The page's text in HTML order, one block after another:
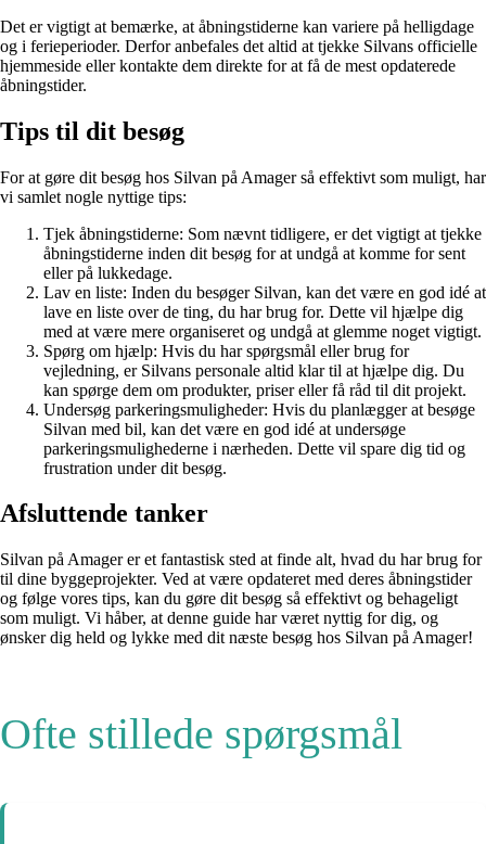
Det er vigtigt at bemærke, at åbningstiderne kan variere på helligdage
og i ferieperioder. Derfor anbefales det altid at tjekke Silvans officielle
hjemmeside eller kontakte dem direkte for at få de mest opdaterede
åbningstider.
Tips til dit besøg
For at gøre dit besøg hos Silvan på Amager så effektivt som muligt, har
vi samlet nogle nyttige tips:
Tjek åbningstiderne: Som nævnt tidligere, er det vigtigt at tjekke
åbningstiderne inden dit besøg for at undgå at komme for sent
eller på lukkedage.
Lav en liste: Inden du besøger Silvan, kan det være en god idé at
lave en liste over de ting, du har brug for. Dette vil hjælpe dig
med at være mere organiseret og undgå at glemme noget vigtigt.
Spørg om hjælp: Hvis du har spørgsmål eller brug for
vejledning, er Silvans personale altid klar til at hjælpe dig. Du
kan spørge dem om produkter, priser eller få råd til dit projekt.
Undersøg parkeringsmuligheder: Hvis du planlægger at besøge
Silvan med bil, kan det være en god idé at undersøge
parkeringsmulighederne i nærheden. Dette vil spare dig tid og
frustration under dit besøg.
Afsluttende tanker
Silvan på Amager er et fantastisk sted at finde alt, hvad du har brug for
til dine byggeprojekter. Ved at være opdateret med deres åbningstider
og følge vores tips, kan du gøre dit besøg så effektivt og behageligt
som muligt. Vi håber, at denne guide har været nyttig for dig, og
ønsker dig held og lykke med dit næste besøg hos Silvan på Amager!
Ofte stillede spørgsmål